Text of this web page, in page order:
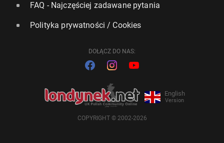
FAQ - Najczęściej zadawane pytania
Polityka prywatności / Cookies
DOŁĄCZ DO NAS:
English
Version
COPYRIGHT © 2002-2026